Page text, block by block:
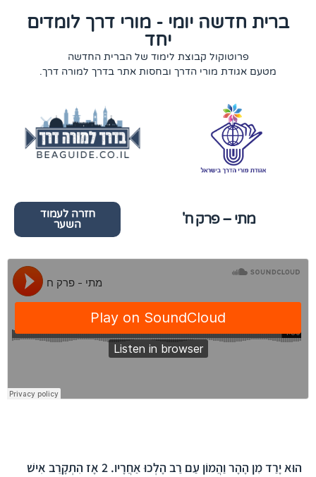
ברית חדשה יומי - מורי דרך לומדים
יחד
פרוטוקול קבוצת לימוד של הברית החדשה
מטעם אגודת מורי הדרך ובחסות אתר בדרך למורה דרך.
מתי – פרק ח'
חזרה לעמוד
השער
הוּא יָרַד מִן הָהָר וַהֲמוֹן עַם רַב הָלְכוּ אַחֲרָיו. 2 אָז הִתְקָרֵב אִישׁ